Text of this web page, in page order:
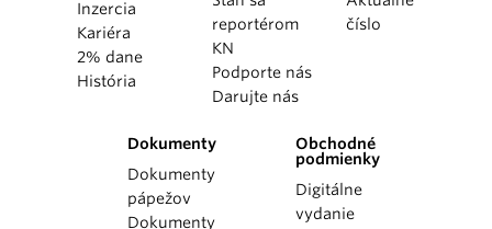
Inzercia
Kariéra
2% dane
História
reportérom
KN
Podporte nás
Darujte nás
číslo
Dokumenty
Dokumenty
pápežov
Dokumenty
Obchodné
podmienky
Digitálne
vydanie